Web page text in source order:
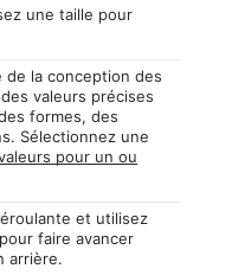
une taille pour
de la conception des
valeurs précises
formes, des
Sélectionnez une
pour un ou
et utilisez
faire avancer
arrière.